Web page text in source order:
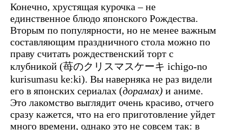
Конечно, хрустящая курочка – не
единственное блюдо японского Рождества.
Вторым по популярности, но не менее важным
составляющим праздничного стола можно по
праву считать рождественский торт с
клубникой (苺のクリスマスケーキ ichigo-no
kurisumasu ke:ki). Вы наверняка не раз видели
его в японских сериалах (дорамах) и аниме.
Это лакомство выглядит очень красиво, отчего
сразу кажется, что на его приготовление уйдет
много времени, однако это не совсем так: в